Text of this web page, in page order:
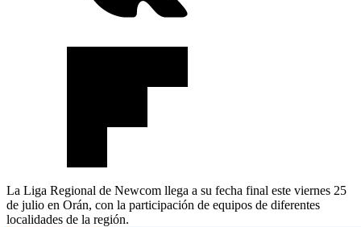
La Liga Regional de Newcom llega a su fecha final este viernes 25
de julio en Orán, con la participación de equipos de diferentes
localidades de la región.